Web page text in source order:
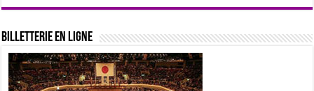
Billetterie en ligne